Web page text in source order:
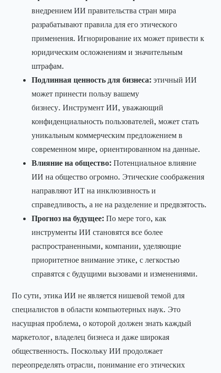
внедрением ИИ правительства стран мира
разрабатывают правила для его этического
применения. Игнорирование их может привести к
юридическим осложнениям и значительным
штрафам.
Подлинная ценность для бизнеса: этичный ИИ
может принести пользу вашему
бизнесу. Инструмент ИИ, уважающий
конфиденциальность пользователей, может стать
уникальным коммерческим предложением в
современном мире, ориентированном на данные.
Влияние на общество: Потенциальное влияние
ИИ на общество огромно. Этические соображения
направляют ИТ на инклюзивность и
справедливость, а не на разделение и предвзятость.
Прогноз на будущее: По мере того, как
инструменты ИИ становятся все более
распространенными, компании, уделяющие
приоритетное внимание этике, с легкостью
справятся с будущими вызовами и изменениями.
По сути, этика ИИ не является нишевой темой для
специалистов в области компьютерных наук. Это
насущная проблема, о которой должен знать каждый
маркетолог, владелец бизнеса и даже широкая
общественность. Поскольку ИИ продолжает
переопределять отрасли, понимание его этических